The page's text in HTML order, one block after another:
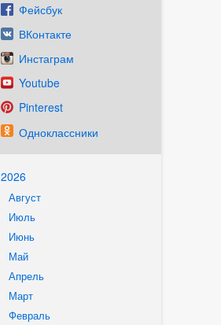
Фейсбук
ВКонтакте
Инстаграм
Youtube
Pinterest
Одноклассники
2026
Август
Июль
Июнь
Май
Апрель
Март
Февраль